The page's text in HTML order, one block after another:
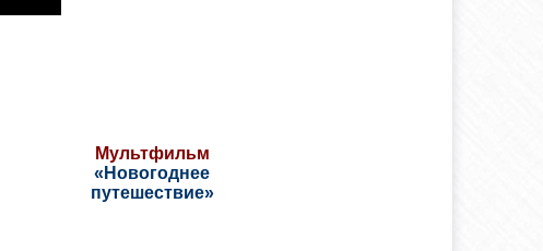
Мультфильм
«Новогоднее
путешествие»